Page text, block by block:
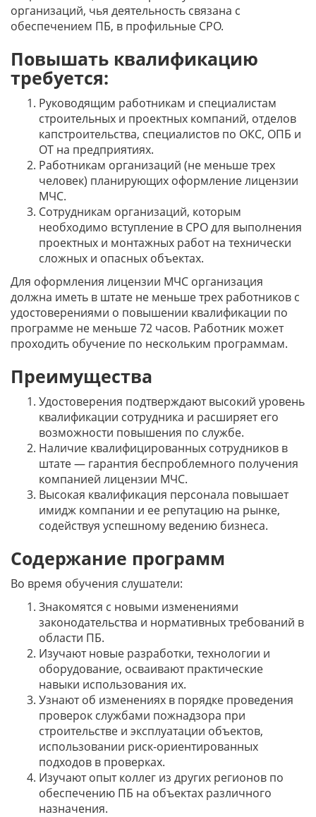
организаций, чья деятельность связана с
обеспечением ПБ, в профильные СРО.
Повышать квалификацию
требуется:
Руководящим работникам и специалистам
строительных и проектных компаний, отделов
капстроительства, специалистов по ОКС, ОПБ и
ОТ на предприятиях.
Работникам организаций (не меньше трех
человек) планирующих оформление лицензии
МЧС.
Сотрудникам организаций, которым
необходимо вступление в СРО для выполнения
проектных и монтажных работ на технически
сложных и опасных объектах.
Для оформления лицензии МЧС организация
должна иметь в штате не меньше трех работников с
удостоверениями о повышении квалификации по
программе не меньше 72 часов. Работник может
проходить обучение по нескольким программам.
Преимущества
Удостоверения подтверждают высокий уровень
квалификации сотрудника и расширяет его
возможности повышения по службе.
Наличие квалифицированных сотрудников в
штате — гарантия беспроблемного получения
компанией лицензии МЧС.
Высокая квалификация персонала повышает
имидж компании и ее репутацию на рынке,
содействуя успешному ведению бизнеса.
Содержание программ
Во время обучения слушатели:
Знакомятся с новыми изменениями
законодательства и нормативных требований в
области ПБ.
Изучают новые разработки, технологии и
оборудование, осваивают практические
навыки использования их.
Узнают об изменениях в порядке проведения
проверок службами пожнадзора при
строительстве и эксплуатации объектов,
использовании риск-ориентированных
подходов в проверках.
Изучают опыт коллег из других регионов по
обеспечению ПБ на объектах различного
назначения.